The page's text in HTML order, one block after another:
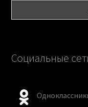
Социальные